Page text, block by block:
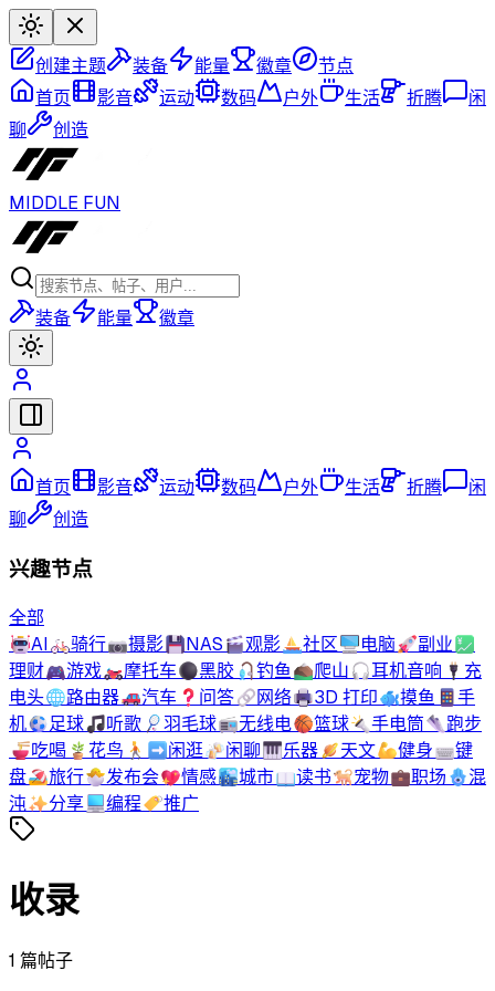
创建主题 装备 能量 徽章
节点
首页
影音 运动 数码 户外 生活 折腾
闲
聊
创造
MIDDLE FUN
装备 能量 徽章
首页 影音 运动 数码 户外 生活 折腾
闲
聊
创造
兴趣节点
全部
🤖AI🚲骑行📷摄影💾NAS🎬观影⛵社区🖥️电脑🚀副业💹
理财🎮游戏🏍️摩托车⚫黑胶 🎣钓鱼⛰️爬山🎧耳机音响 🔌 充
电头🌐路由器🚗汽车 ❓ 问答🔗网络🖨️3D 打印🐟摸鱼 📱手
机⚽足球🎵听歌 🏸羽毛球📻无线电🏀篮球🔦手电筒👟跑步
🍜吃喝 🪴 花鸟 🚶‍➡️闲逛🍻闲聊🎹乐器🪐天文💪健身⌨️键
盘🏖️旅行🐣发布会💖情感🏙️城市📖读书🐕宠物💼职场🪬混
沌✨分享💻编程🏷️推广
收录
1 篇帖子